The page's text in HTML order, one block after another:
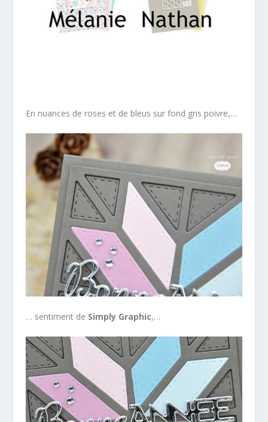
En nuances de roses et de bleus sur fond gris poivre,…
… sentiment de Simply Graphic,…